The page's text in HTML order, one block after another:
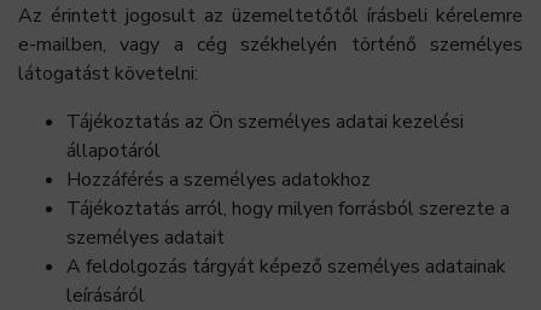
Az érintett jogosult az üzemeltetőtől írásbeli kérelemre
e-mailben, vagy a cég székhelyén történő személyes
látogatást követelni:
Tájékoztatás az Ön személyes adatai kezelési
állapotáról
Hozzáférés a személyes adatokhoz
Tájékoztatás arról, hogy milyen forrásból szerezte a
személyes adatait
A feldolgozás tárgyát képező személyes adatainak
leírásáról